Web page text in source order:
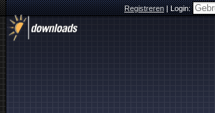
Registreren|Login: